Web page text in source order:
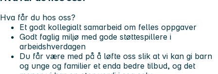
Hva får du hos oss?
Et godt kollegialt samarbeid om felles oppgaver
Godt faglig miljø med gode støttespillere i
arbeidshverdagen
Du får være med på å løfte oss slik at vi kan gi barn
og unge og familier et enda bedre tilbud, og det